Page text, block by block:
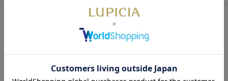
ブック オブ ティー・アンネテ 24種
手提げ袋なし
数量限定